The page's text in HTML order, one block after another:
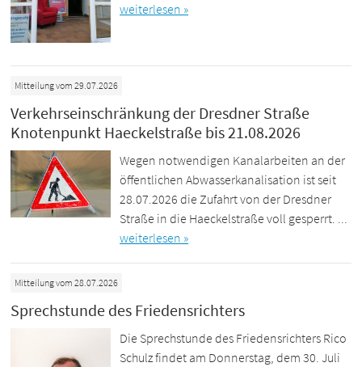
weiterlesen »
Mitteilung vom 29.07.2026
Verkehrseinschränkung der Dresdner Straße
Knotenpunkt Haeckelstraße bis 21.08.2026
Wegen notwendigen Kanalarbeiten an der
öffentlichen Abwasserkanalisation ist seit
28.07.2026 die Zufahrt von der Dresdner
Straße in die Haeckelstraße voll gesperrt. ...
weiterlesen »
Mitteilung vom 28.07.2026
Sprechstunde des Friedensrichters
Die Sprechstunde des Friedensrichters Rico
Schulz findet am Donnerstag, dem 30. Juli